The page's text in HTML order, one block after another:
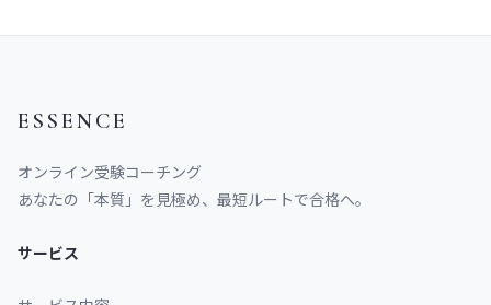
ESSENCE
オンライン受験コーチング
あなたの「本質」を見極め、最短ルートで合格へ。
サービス